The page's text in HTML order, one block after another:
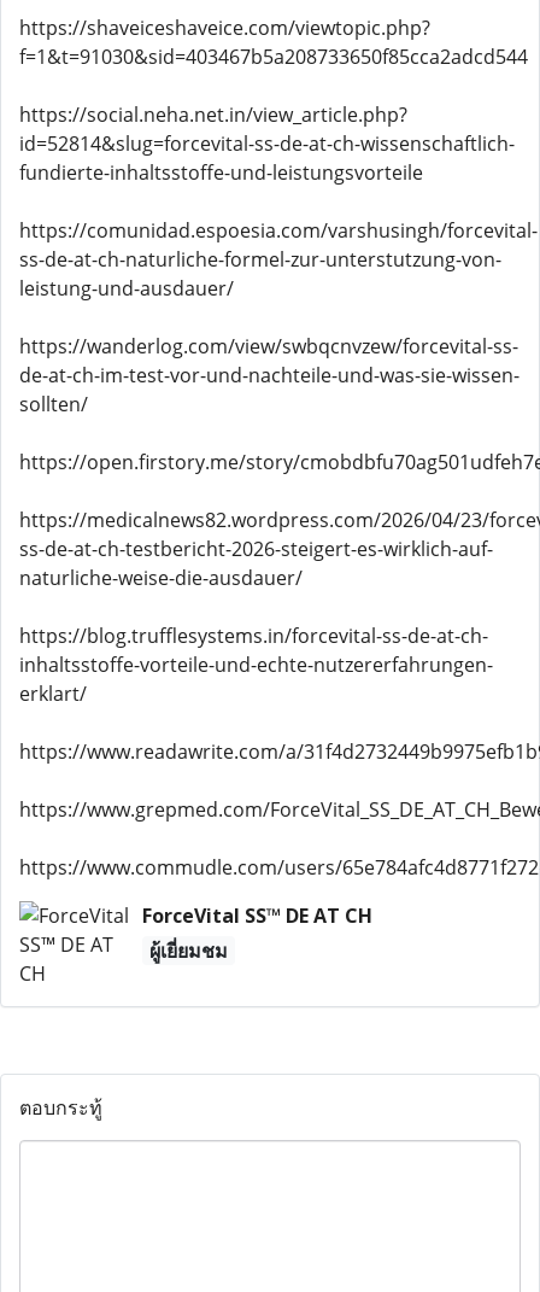
https://shaveiceshaveice.com/viewtopic.php?
f=1&t=91030&sid=403467b5a208733650f85cca2adcd544
https://social.neha.net.in/view_article.php?
id=52814&slug=forcevital-ss-de-at-ch-wissenschaftlich-
fundierte-inhaltsstoffe-und-leistungsvorteile
https://comunidad.espoesia.com/varshusingh/forcevital-
ss-de-at-ch-naturliche-formel-zur-unterstutzung-von-
leistung-und-ausdauer/
https://wanderlog.com/view/swbqcnvzew/forcevital-ss-
de-at-ch-im-test-vor-und-nachteile-und-was-sie-wissen-
sollten/
https://open.firstory.me/story/
https://medicalnews82.wordpress.com/2026/04/23/
ss-de-at-ch-testbericht-2026-steigert-es-wirklich-auf-
naturliche-weise-die-ausdauer/
https://blog.trufflesystems.in/forcevital-ss-de-at-ch-
inhaltsstoffe-vorteile-und-echte-nutzererfahrungen-
erklart/
https://www.readawrite.com/a/
https://www.grepmed.com/
https://www.commudle.com/users/
ForceVital SS™ DE AT CH
ผู้เยี่ยมชม
ตอบกระทู้